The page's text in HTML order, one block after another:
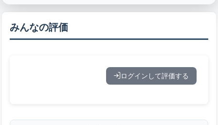
みんなの評価
ログインして評価する